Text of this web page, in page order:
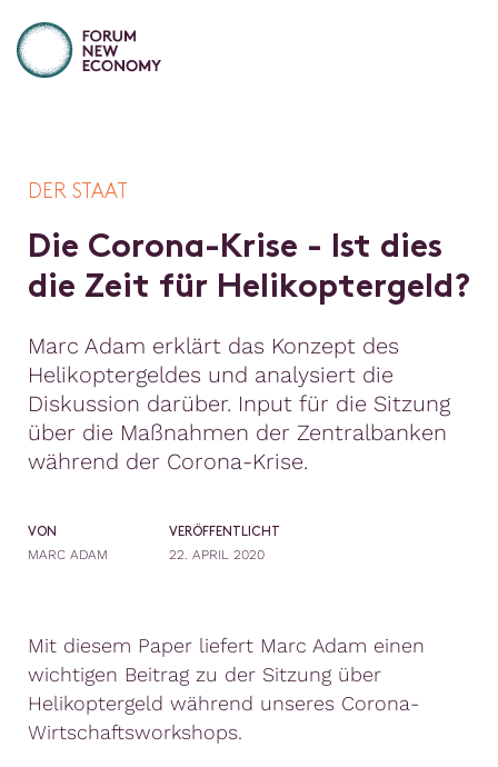
DER STAAT
Die Corona-Krise - Ist dies
die Zeit für Helikoptergeld?
Marc Adam erklärt das Konzept des
Helikoptergeldes und analysiert die
Diskussion darüber. Input für die Sitzung
über die Maßnahmen der Zentralbanken
während der Corona-Krise.
VON
MARC ADAM
VERÖFFENTLICHT
22. APRIL 2020
Mit diesem Paper liefert Marc Adam einen
wichtigen Beitrag zu der Sitzung über
Helikoptergeld während unseres Corona-
Wirtschaftsworkshops.